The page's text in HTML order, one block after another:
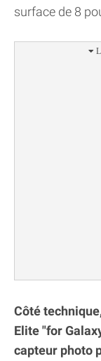
surface de 8
Côté
Elite "for
capteur photo